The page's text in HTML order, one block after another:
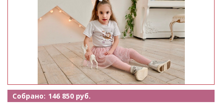
Собрано: 146 850 руб.